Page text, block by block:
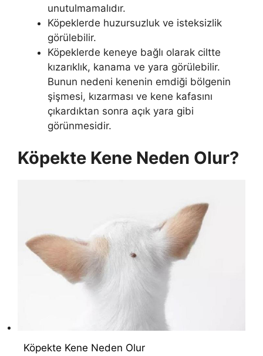
unutulmamalıdır.
Köpeklerde huzursuzluk ve isteksizlik
görülebilir.
Köpeklerde keneye bağlı olarak ciltte
kızarıklık, kanama ve yara görülebilir.
Bunun nedeni kenenin emdiği bölgenin
şişmesi, kızarması ve kene kafasını
çıkardıktan sonra açık yara gibi
görünmesidir.
Köpekte Kene Neden Olur?
Köpekte Kene Neden Olur